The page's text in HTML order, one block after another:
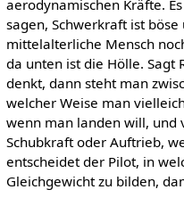
aerodynamischen Kräfte.
sagen, Schwerkraft ist
mittelalterliche Mensch
da unten ist die Hölle. Sagt
denkt, dann steht man
welcher Weise man
wenn man landen will, und
Schubkraft oder Auftrieb,
entscheidet der Pilot, in
Gleichgewicht zu bilden,